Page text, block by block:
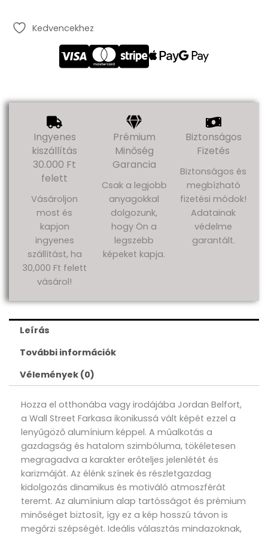
Kedvencekhez
Ingyenes
kiszállítás
30.000 Ft
felett
Vásároljon
most és
kapjon
ingyenes
szállítást, ha
30,000 Ft felett
vásárol!
Prémium
Minőség
Garancia
Csak a legjobb
anyagokkal
dolgozunk,
hogy Ön a
legszebb
képeket kapja.
Biztonságos
Fizetés
Biztonságos és
megbízható
fizetési módok!
Adatainak
védelme
garantált.
Leírás
További információk
Vélemények (0)
Hozza el otthonába vagy irodájába Jordan Belfort,
a Wall Street Farkasa ikonikussá vált képét ezzel a
lenyűgöző alumínium képpel. A műalkotás a
gazdagság és hatalom szimbóluma, tökéletesen
megragadva a karakter erőteljes jelenlétét és
karizmáját. Az élénk színek és részletgazdag
kidolgozás dinamikus és motiváló atmoszférát
teremt. Az alumínium alap tartósságot és prémium
minőséget biztosít, így ez a kép hosszú távon is
megőrzi szépségét. Ideális választás mindazoknak,